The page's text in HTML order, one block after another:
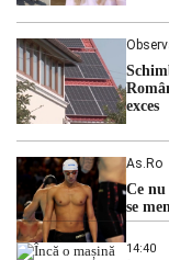
exces
As.ro
Ce
se
14:40